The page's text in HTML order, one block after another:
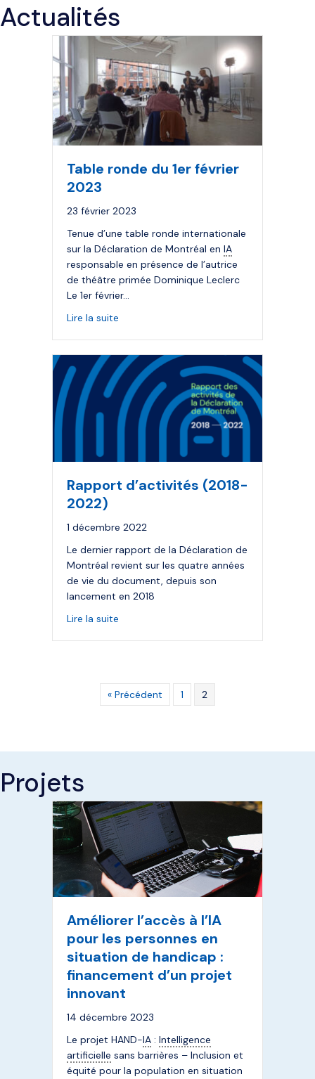
Actualités
Table ronde du 1er février
2023
23 février 2023
Tenue d’une table ronde internationale
sur la Déclaration de Montréal en IA
responsable en présence de l’autrice
de théâtre primée Dominique Leclerc
Le 1er février…
Lire la suite
Rapport d’activités (2018-
2022)
1 décembre 2022
Le dernier rapport de la Déclaration de
Montréal revient sur les quatre années
de vie du document, depuis son
lancement en 2018
Lire la suite
« Précédent 1 2
Projets
Améliorer l’accès à l’IA
pour les personnes en
situation de handicap :
financement d’un projet
innovant
14 décembre 2023
Le projet HAND-IA : Intelligence
artificielle sans barrières – Inclusion et
équité pour la population en situation